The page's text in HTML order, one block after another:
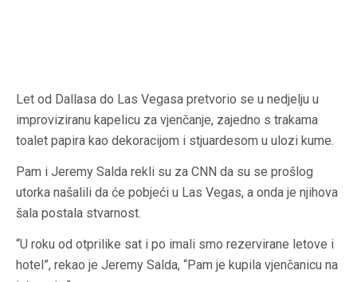
Let od Dallasa do Las Vegasa pretvorio se u nedjelju u
improviziranu kapelicu za vjenčanje, zajedno s trakama
toalet papira kao dekoracijom i stjuardesom u ulozi kume.
Pam i Jeremy Salda rekli su za CNN da su se prošlog
utorka našalili da će pobjeći u Las Vegas, a onda je njihova
šala postala stvarnost.
“U roku od otprilike sat i po imali smo rezervirane letove i
hotel”, rekao je Jeremy Salda, “Pam je kupila vjenčanicu na